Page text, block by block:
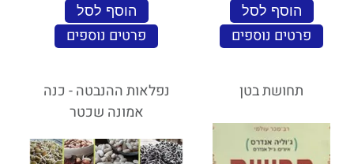
הוסף לסל
פרטים נוספים
הוסף לסל
פרטים נוספים
תחושת בטן
נפלאות ההנבטה - כנה
אמונה שכטר